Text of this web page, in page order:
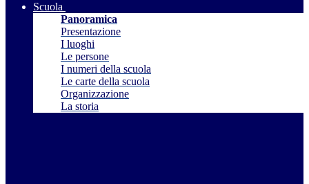
Scuola
Panoramica
Presentazione
I luoghi
Le persone
I numeri della scuola
Le carte della scuola
Organizzazione
La storia